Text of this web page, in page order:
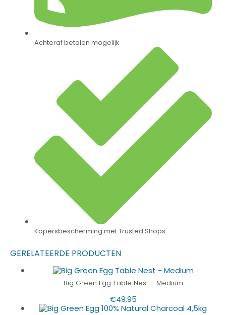
Achteraf betalen mogelijk
Kopersbescherming met Trusted Shops
GERELATEERDE PRODUCTEN
Big Green Egg Table Nest – Medium
€49,95